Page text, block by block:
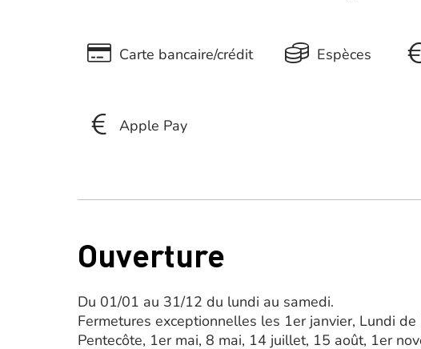
Carte bancaire/crédit Espèces
Apple Pay
Ouverture
Du 01/01 au 31/12 du lundi au samedi.
Fermetures exceptionnelles les 1er janvier, Lundi de
Pentecôte, 1er mai, 8 mai, 14 juillet, 15 août, 1er